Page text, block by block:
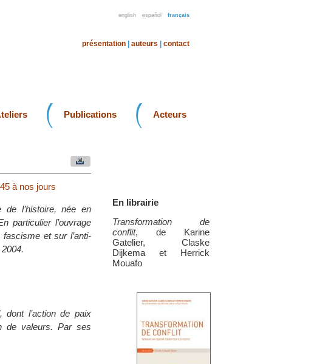
english español français
présentation auteurs contact
Publications Acteurs
En librairie
Transformation de
conflit, de Karine
Gatelier, Claske
Dijkema et Herrick
Mouafo
à nos jours
de l’histoire, née en
particulier l’ouvrage
et sur l’anti-
dont l’action de paix
de valeurs. Par ses